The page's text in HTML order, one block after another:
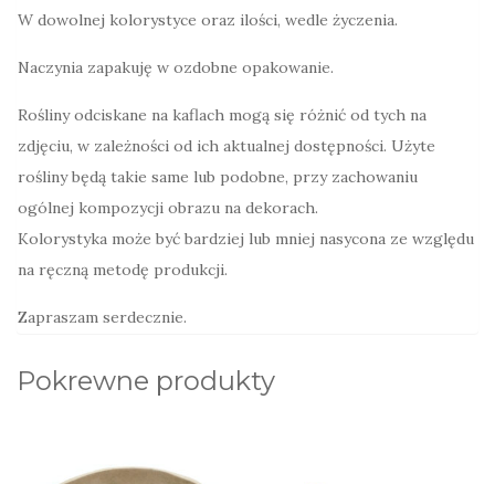
W dowolnej kolorystyce oraz ilości, wedle życzenia.
Naczynia zapakuję w ozdobne opakowanie.
Rośliny odciskane na kaflach mogą się różnić od tych na
zdjęciu, w zależności od ich aktualnej dostępności. Użyte
rośliny będą takie same lub podobne, przy zachowaniu
ogólnej kompozycji obrazu na dekorach.
Kolorystyka może być bardziej lub mniej nasycona ze względu
na ręczną metodę produkcji.
Zapraszam serdecznie.
Pokrewne produkty